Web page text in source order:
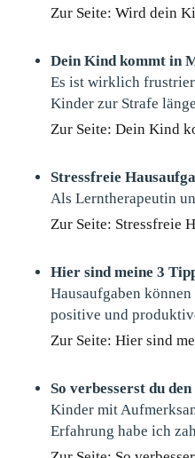
Zur Seite: Wird dein
Dein Kind kommt in
Es ist wirklich
Kinder zur Strafe
Zur Seite: Dein Kind
Stressfreie
Als Lerntherapeutin
Zur Seite: Stressfreie
Hier sind meine 3
Hausaufgaben
positive und
Zur Seite: Hier sind
So verbesserst du
Kinder mit
Erfahrung habe ich